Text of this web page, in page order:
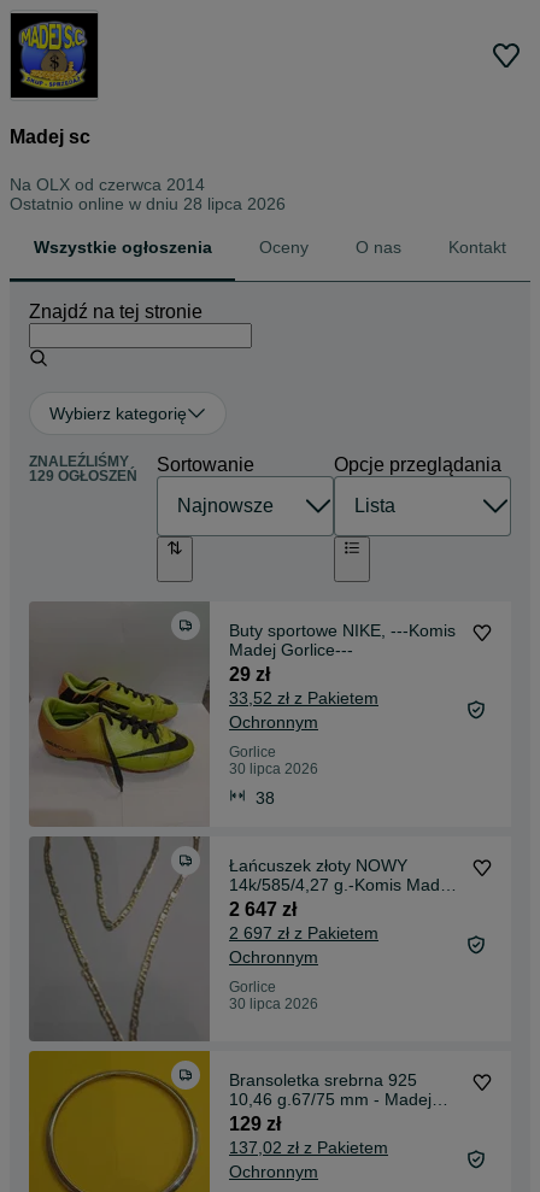
Madej sc
Na OLX od czerwca 2014
Ostatnio online w dniu 28 lipca 2026
Wszystkie ogłoszenia Oceny O nas Kontakt
Znajdź na tej stronie
Wybierz kategorię
ZNALEŹLIŚMY
129 OGŁOSZEŃ
Sortowanie Opcje przeglądania
Buty sportowe NIKE, ---Komis
Madej Gorlice---
29 zł
33,52 zł z Pakietem
Ochronnym
Gorlice
30 lipca 2026
38
Łańcuszek złoty NOWY
14k/585/4,27 g.-Komis Madej
Gorlice -
2 647 zł
2 697 zł z Pakietem
Ochronnym
Gorlice
30 lipca 2026
Bransoletka srebrna 925
10,46 g.67/75 mm - Madej
Gorlice Mickiewicza -
129 zł
137,02 zł z Pakietem
Ochronnym